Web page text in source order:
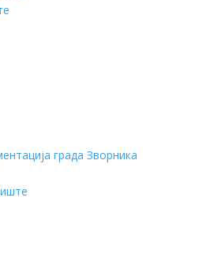
града Зворника